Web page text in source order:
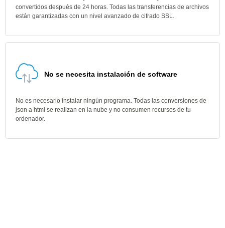
convertidos después de 24 horas. Todas las transferencias de archivos
están garantizadas con un nivel avanzado de cifrado SSL.
No se necesita instalación de software
No es necesario instalar ningún programa. Todas las conversiones de
json a html se realizan en la nube y no consumen recursos de tu
ordenador.